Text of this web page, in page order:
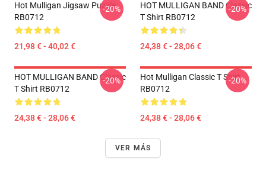
Hot Mulligan Jigsaw Puzzle
RB0712
21,98 € - 40,02 €
-20%
HOT MULLIGAN BAND Classic
T Shirt RB0712
24,38 € - 28,06 €
-20%
HOT MULLIGAN BAND Classic
T Shirt RB0712
24,38 € - 28,06 €
-20%
Hot Mulligan Classic T Shirt
RB0712
24,38 € - 28,06 €
-20%
VER MÁS